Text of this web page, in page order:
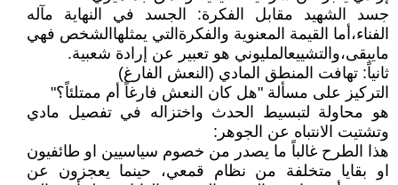
جسد الشهيد مقابل الفكرة: الجسد في النهاية مآله
الفناء،أما القيمة المعنوية والفكرةالتي يمثلهاالشخص فهي
مايبقى،والتشييعالمليوني هو تعبير عن إرادة شعبية.
ثانياً: تهافت المنطق المادي (النعش الفارغ)
التركيز على مسألة "هل كان النعش فارغاً أم ممتلئاً؟"
هو محاولة لتبسيط الحدث واختزاله في تفصيل مادي
وتشتيت الانتباه عن الجوهر:
هذا الطرح غالباً ما يصدر من خصوم سياسيين او طائفيون
او بقايا متخلفة من نظام قمعي، حينما يعجزون عن